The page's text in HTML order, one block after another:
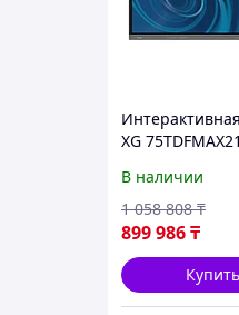
XG
В наличии
899 986₸
1 058 808 ₸